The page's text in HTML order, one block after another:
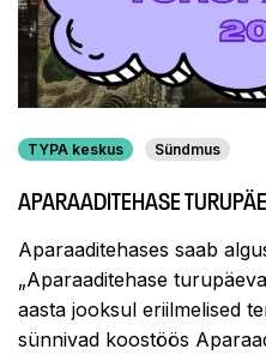
TYPA keskus Sündmus
APARAADITEHASE
Aparaaditehases saab
„Aparaaditehase
aasta jooksul eriilmelised
sünnivad koostöös